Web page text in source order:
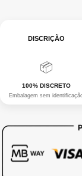
DISCRIÇÃO
📦
100% DISCRETO
Embalagem sem